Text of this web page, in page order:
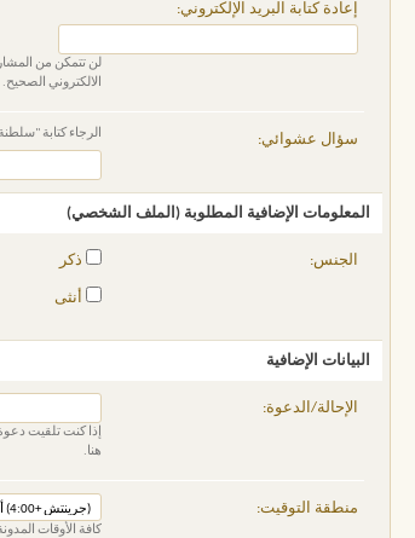
إعادة كتابة البريد الإلكتروني:
لن تتمكن من
الالكتروني الصحيح.
سؤال عشوائي: الرجاء كتابة
المعلومات الإضافية المطلوبة (الملف الشخصي)
الجنس: ذكر
أنثى
البيانات الإضافية
الإحالة/الدعوة:
إذا كنت تلقيت
هنا.
منطقة التوقيت:
كافة الأوقات